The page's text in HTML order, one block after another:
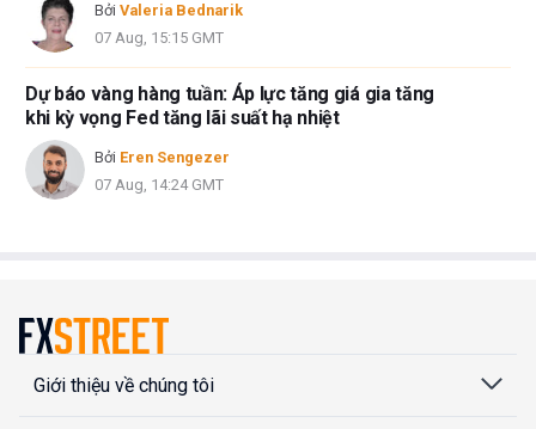
Bởi Valeria Bednarik
07 Aug, 15:15 GMT
Dự báo vàng hàng tuần: Áp lực tăng giá gia tăng
khi kỳ vọng Fed tăng lãi suất hạ nhiệt
Bởi Eren Sengezer
07 Aug, 14:24 GMT
Giới thiệu về chúng tôi